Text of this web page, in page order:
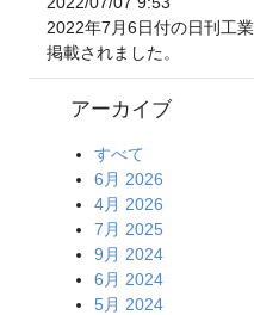
アーカイブ
すべて
6月 2026
4月 2026
7月 2025
9月 2024
6月 2024
5月 2024
2022年7月6日付の日刊工
掲載されました。